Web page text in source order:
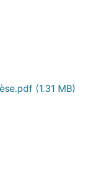
(1.31 MB)